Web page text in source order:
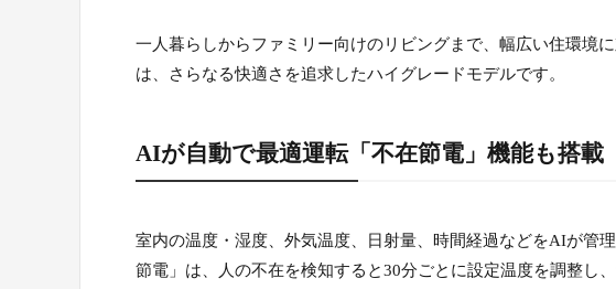
一人暮らしからファミリー向けのリビングまで、幅広い住環境
は、さらなる快適さを追求したハイグレードモデルです。
AIが自動で最適運転「不在節電」機能も搭載
室内の温度・湿度、外気温度、日射量、時間経過などをAIが管
節電」は、人の不在を検知すると30分ごとに設定温度を調整し